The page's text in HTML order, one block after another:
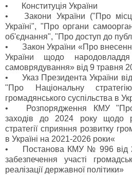
•
Конституція України
•
Закони України ("Про
Україні", "Про органи
об'єднання", "Про доступ до
•
Закон України «Про
України щодо
самоврядування» від 9 травня
•
Указ Президента України
"Про Національну
громадянського суспільства в
•
Розпорядження КМУ
заходів до 2024 року щодо
стратегії сприяння розвитку
в Україні на 2021-2026 роки«
•
Постанова КМУ № 996 від
забезпечення участі
реалізації державної політики»